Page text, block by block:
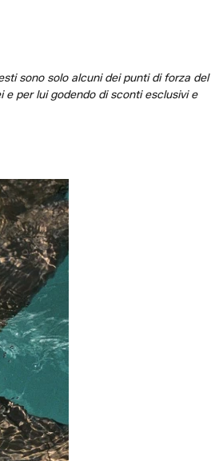
sono solo alcuni dei punti di forza del
per lui godendo di sconti esclusivi e